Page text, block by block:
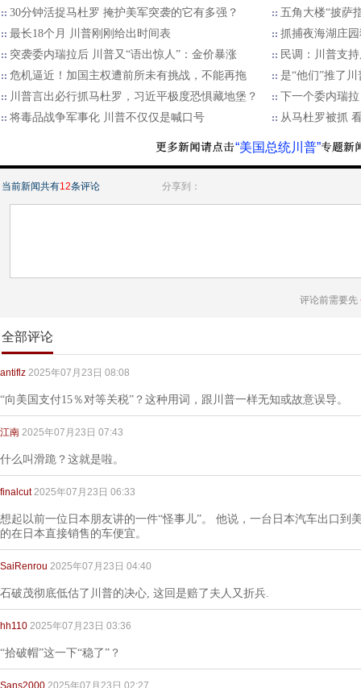
30分钟活捉马杜罗 掩护美军突袭的它有多强？
五角大楼“披萨
最长18个月 川普刚刚给出时间表
抓捕夜海湖庄
突袭委内瑞拉后 川普又“语出惊人”：金价暴涨
民调：川普支
危机逼近！加国主权遭前所未有挑战，不能再拖
是“他们”推了
川普言出必行抓马杜罗，习近平极度恐惧藏地堡？
下一个委内瑞
将毒品战争军事化 川普不仅仅是喊口号
从马杜罗被抓
“美国总统川普”
当前新闻共有12条评论 分享到：
评论前需要先
全部评论
antiflz 2025年07月23日 08:08
“向美国支付15％对等关税”？这种用词，跟川普一样无知或故意误导。
江南 2025年07月23日 07:43
什么叫滑跪？这就是啦。
finalcut 2025年07月23日 06:33
想起以前一位日本朋友讲的一件“怪事儿”。 他说，一台日本汽车出口到
的在日本直接销售的车便宜。
SaiRenrou 2025年07月23日 04:40
石破茂彻底低估了川普的决心, 这回是赔了夫人又折兵.
hh110 2025年07月23日 03:36
“拾破帽”这一下“稳了”？
Sans2000 2025年07月23日 02:27